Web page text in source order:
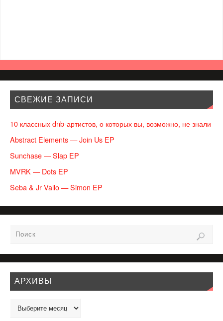
СВЕЖИЕ ЗАПИСИ
10 классных dnb-артистов, о которых вы, возможно, не знали
Abstract Elements — Join Us EP
Sunchase — Slap EP
MVRK — Dots EP
Seba & Jr Vallo — Simon EP
АРХИВЫ